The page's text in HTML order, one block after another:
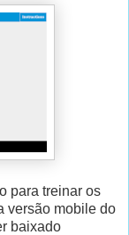
para treinar os
versão mobile do
baixado